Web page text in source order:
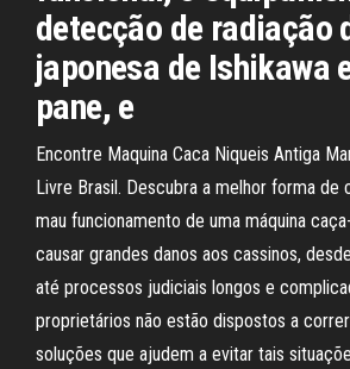
detecção de radiação
japonesa de Ishikawa
pane, e
Encontre Maquina Caca Niqueis Antiga
Livre Brasil. Descubra a melhor forma de
mau funcionamento de uma máquina
causar grandes danos aos cassinos,
até processos judiciais longos e
proprietários não estão dispostos a
soluções que ajudem a evitar tais